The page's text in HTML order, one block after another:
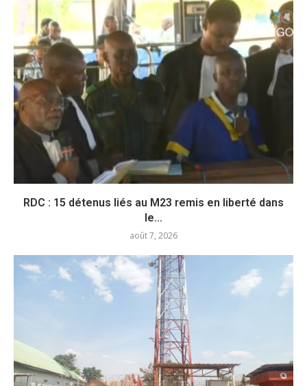
RDC : 15 détenus liés au M23 remis en liberté dans
le...
août 7, 2026